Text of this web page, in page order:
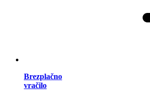
Brezplačno
vračilo